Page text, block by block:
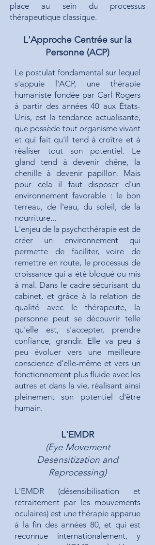
place au sein du processus
thérapeutique classique.
L'Approche Centrée sur la
Personne (ACP)
Le postulat fondamental sur lequel
s'appuie l'ACP, une thérapie
humaniste fondée par Carl Rogers
à partir des années 40 aux États-
Unis, est la tendance actualisante,
que possède tout organisme vivant
et qui fait qu'il tend à croître et à
réaliser tout son potentiel. Le
gland tend à devenir chêne, la
chenille à devenir papillon. Mais
pour cela il faut disposer d'un
environnement favorable : le bon
terreau, de l'eau, du soleil, de la
nourriture...
L'enjeu de la psychothérapie est de
créer un environnement qui
permette de faciliter, voire de
remettre en route, le processus de
croissance qui a été bloqué ou mis
à mal. Dans le cadre sécurisant du
cabinet, et grâce à la relation de
qualité avec le thérapeute, la
personne peut se découvrir telle
qu'elle est, s'accepter, prendre
confiance, grandir. Elle va peu à
peu évoluer vers une meilleure
conscience d'elle-même et vers un
fonctionnement plus fluide avec les
autres et dans la vie, réalisant ainsi
pleinement son potentiel d'être
humain.
L'EMDR
(Eye Movement
Desensitization and
Reprocessing)
L'EMDR (désensibilisation et
retraitement par les mouvements
oculaires) est une thérapie apparue
à la fin des années 80, et qui est
reconnue internationalement, y